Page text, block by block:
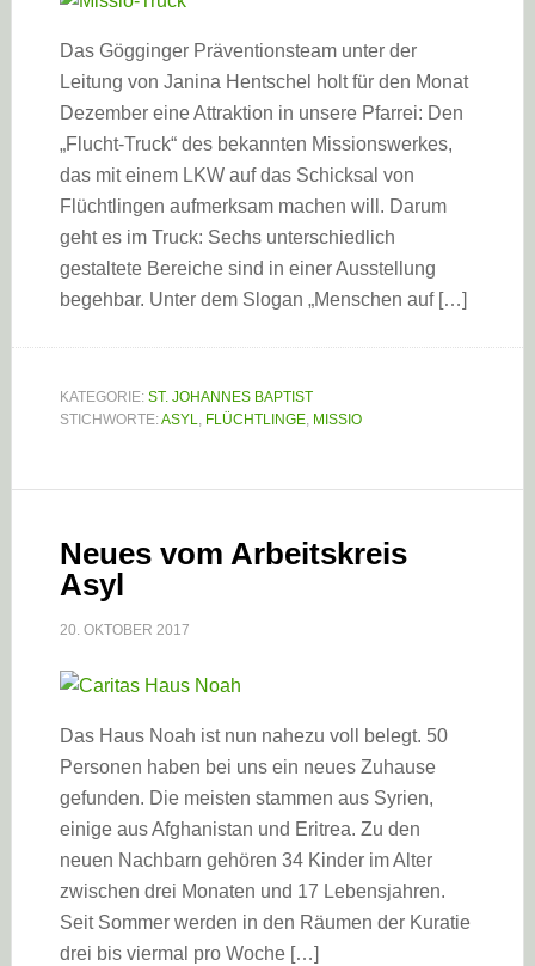
Das Gögginger Präventionsteam unter der
Leitung von Janina Hentschel holt für den Monat
Dezember eine Attraktion in unsere Pfarrei: Den
„Flucht-Truck“ des bekannten Missionswerkes,
das mit einem LKW auf das Schicksal von
Flüchtlingen aufmerksam machen will. Darum
geht es im Truck: Sechs unterschiedlich
gestaltete Bereiche sind in einer Ausstellung
begehbar. Unter dem Slogan „Menschen auf […]
KATEGORIE: ST. JOHANNES BAPTIST
STICHWORTE:ASYL, FLÜCHTLINGE, MISSIO
Neues vom Arbeitskreis
Asyl
20. OKTOBER 2017
Das Haus Noah ist nun nahezu voll belegt. 50
Personen haben bei uns ein neues Zuhause
gefunden. Die meisten stammen aus Syrien,
einige aus Afghanistan und Eritrea. Zu den
neuen Nachbarn gehören 34 Kinder im Alter
zwischen drei Monaten und 17 Lebensjahren.
Seit Sommer werden in den Räumen der Kuratie
drei bis viermal pro Woche […]